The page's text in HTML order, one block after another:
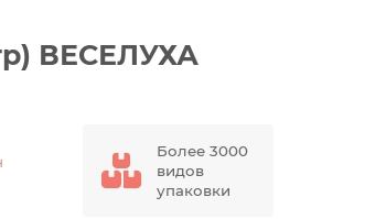
ВЕСЕЛУХА
Более 3000
видов
упаковки